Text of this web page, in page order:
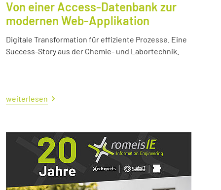
Von einer Access-Datenbank zur
modernen Web-Applikation
Digitale Transformation für effiziente Prozesse. Eine
Success-Story aus der Chemie- und Labortechnik.
weiterlesen